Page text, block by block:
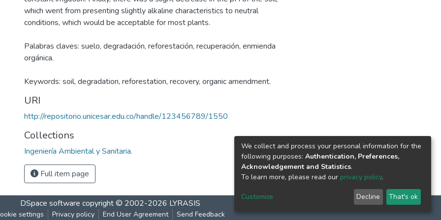
which went from presenting slightly alkaline characteristics to neutral
conditions, which would be acceptable for most plants.
Palabras claves: suelo, degradación, reforestación, recuperación, enmienda
orgánica.
Keywords: soil, degradation, reforestation, recovery, organic amendment.
URI
http://repositorio.unicesar.edu.co/handle/123456789/1550
Collections
Ingeniería Ambiental y Sanitaria.
Full item page
DSpace software copyright © 2002-2026 LYRASIS
settings Privacy policy End User Agreement Send Feedback
We collect and process your personal information for the
following purposes: Authentication, Preferences,
Acknowledgement and Statistics.
To learn more, please read our privacy policy.
Customize Decline That's ok